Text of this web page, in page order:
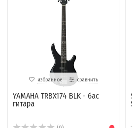
избранное сравнить
YAMAHA TRBX174 BLK - бас
гитара